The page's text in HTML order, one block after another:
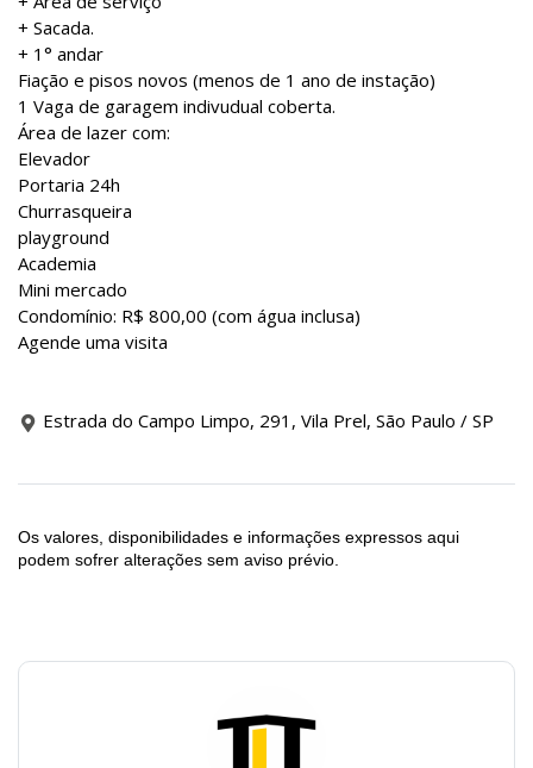
+ Sacada.
+ 1° andar
Fiação e pisos novos (menos de 1 ano de instação)
1 Vaga de garagem indivudual coberta.
Área de lazer com:
Elevador
Portaria 24h
Churrasqueira
playground
Academia
Mini mercado
Condomínio: R$ 800,00 (com água inclusa)
Agende uma visita
Estrada do Campo Limpo, 291, Vila Prel, São Paulo / SP
Os valores, disponibilidades e informações expressos aqui
podem sofrer alterações sem aviso prévio.